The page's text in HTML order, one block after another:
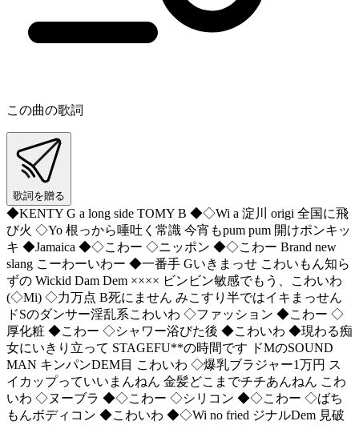
この曲の歌詞
歌詞を贈る
◆KENTY G a long side TOMY B ◆◇Wi a 淀川 origi 全国に飛
び火 ◇Yo 根っから唾吐く常識 今宵もpum pum 開けポンキッ
キ ◆Jamaica ◆◇こわー ◇ニッポン ◆◇こわー Brand new
slang こーわーいわー ◆一番手 Gいきまっせ こわいもん知ら
ずの Wickid Dam Dem ×××× ビンビン敏感でもう、こわいわ
(◇Mi) ◇力万点 B死にません みこすり半ではイキまっせん
ドSのダンサー淫乱系こわいわ ◇ファッション ◆こわー ◇
厚化粧 ◆こわー ◇シャワー浴びた後 ◆こわいわ ◆現わる痴
女にいきり立って STAGEFU**の時間です ドMのSOUND
MAN キンパンDEM目 こわいわ ◇爆乳ブラジャー1万円 ス
イカップっていいまんねん 金髪どこまでチチあんねん こわ
いわ ◇ヌーブラ ◆◇こわー ◇シリコン ◆◇こわー ◇ばち
もんボディコン ◆こわいわ ◆◇Wi no fried ジナルDem 見破